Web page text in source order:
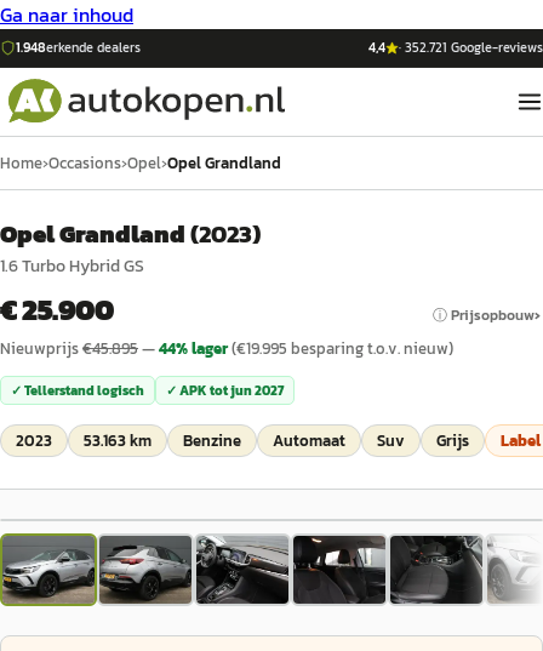
Ga naar inhoud
1.948erkende dealers 4,4 ·352.721 Google-reviews
Home›Occasions›Opel›Opel Grandland
Opel Grandland(2023)
1.6 Turbo Hybrid GS
€ 25.900 ⓘ Prijsopbouw
Nieuwprijs€45.895—44% lager(€19.995 besparing t.o.v. nieuw)
✓ Tellerstand logisch ✓ APK totjun 2027
2023 53.163 km Benzine Automaat Suv Grijs Label
1/26